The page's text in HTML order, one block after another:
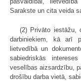
Sarakste un cita veida
(2) Privāto iestāžu,
darbiniekiem, kā arī
lietvedībā un
sabiedriskās
veselības aizsardzību,
drošību darba vietā,